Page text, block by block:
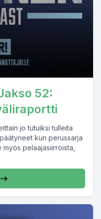
52:
jo tutuiksi tulleita
kun perussarja
pelaajasiirroista,